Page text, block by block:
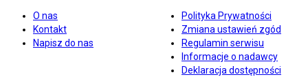
O nas
Kontakt
Napisz do nas
Polityka Prywatności
Zmiana ustawień zgód
Regulamin serwisu
Informacje o nadawcy
Deklaracja dostępności